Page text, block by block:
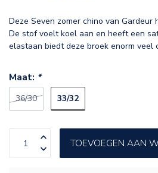
Deze Seven zomer chino van Gardeur
De stof voelt koel aan en heeft een
elastaan biedt deze broek enorm veel
Maat: *
36/30 33/32
TOEVOEGEN AAN